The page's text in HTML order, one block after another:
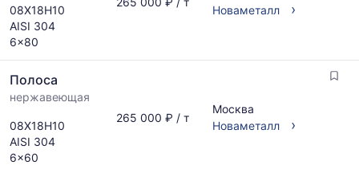
08Х18Н10
AISI 304
6x80
Новаметалл
›
Полоса
нержавеющая
08Х18Н10
AISI 304
6x60
265 000 ₽ / т
Москва
Новаметалл
›